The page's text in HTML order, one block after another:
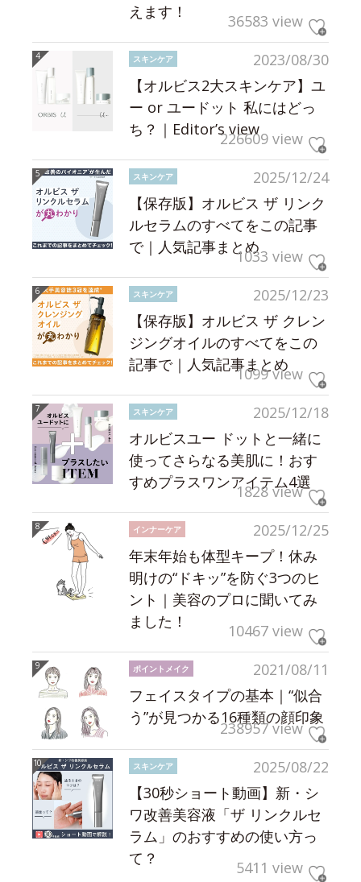
えます！
36583 view
2023/08/30
スキンケア
【オルビス2大スキンケア】ユ
ー or ユードット 私にはどっ
ち？｜Editor’s view226609 view
2025/12/24
スキンケア
【保存版】オルビス ザ リンク
ルセラムのすべてをこの記事
で｜人気記事まとめ1033 view
2025/12/23
スキンケア
【保存版】オルビス ザ クレン
ジングオイルのすべてをこの
記事で｜人気記事まとめ
1099 view
2025/12/18
スキンケア
オルビスユー ドットと一緒に
使ってさらなる美肌に！おす
すめプラスワンアイテム4選
1828 view
2025/12/25
インナーケア
年末年始も体型キープ！休み
明けの“ドキッ”を防ぐ3つのヒ
ント｜美容のプロに聞いてみ
ました！
10467 view
2021/08/11
ポイントメイク
フェイスタイプの基本｜“似合
う”が見つかる16種類の顔印象
238957 view
2025/08/22
スキンケア
【30秒ショート動画】新・シ
ワ改善美容液「ザ リンクルセ
ラム」のおすすめの使い方っ
て？
5411 view